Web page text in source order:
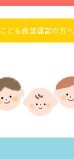
こども食堂運営の方へ